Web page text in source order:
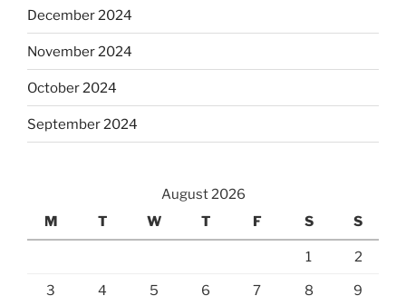
December 2024
November 2024
October 2024
September 2024
August 2026
M
T W T F S S
1 2
3 4 5 6 7 8 9